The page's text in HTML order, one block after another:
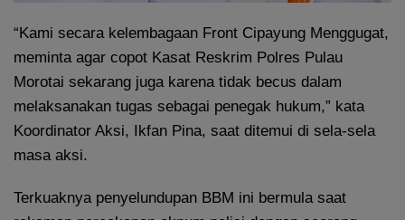
“Kami secara kelembagaan Front Cipayung Menggugat,
meminta agar copot Kasat Reskrim Polres Pulau
Morotai sekarang juga karena tidak becus dalam
melaksanakan tugas sebagai penegak hukum,” kata
Koordinator Aksi, Ikfan Pina, saat ditemui di sela-sela
masa aksi.
Terkuaknya penyelundupan BBM ini bermula saat